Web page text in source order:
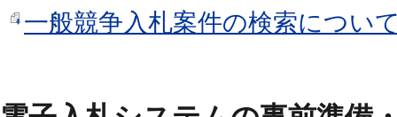
一般競争入札案件の検索につい